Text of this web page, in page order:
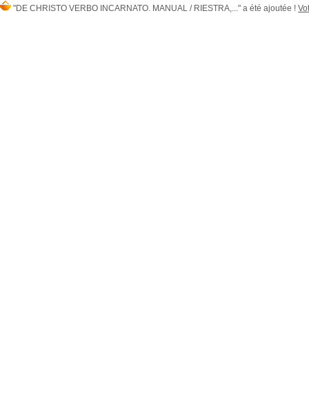
"DE CHRISTO VERBO INCARNATO. MANUAL / RIESTRA,..." a été ajoutée !